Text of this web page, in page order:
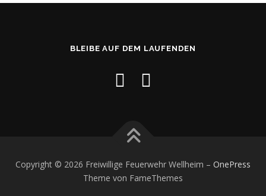
BLEIBE AUF DEM LAUFENDEN
Copyright © 2026 Freiwillige Feuerwehr Wellheim – OnePress
Theme von FameThemes